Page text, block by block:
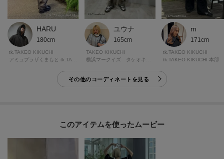
※照明の関係により、実際よりも色味が違って見える場合があります。ま
た、パソコン・スマートフォンなどの環境により、若干製品と画像のカラー
が異なる場合もございます。
HARU
180cm
tk.TAKEO KIKUCHI
ユウナ
165cm
TAKEO KIKUCHI
m
171cm
tk.TAKEO KIKUCHI
tk.TAKEO KIKUCHI 本部
その他のコーディネートを見る
このアイテムを使ったムービー